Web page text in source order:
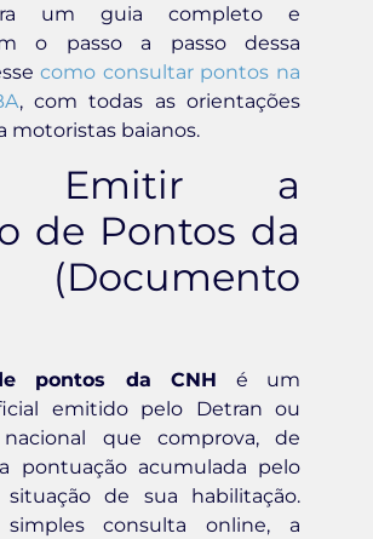
um guia completo e
o passo a passo dessa
como consultar pontos na
, com todas as orientações
motoristas baianos.
Emitir a
de Pontos da
pontos da CNH é um
emitido pelo Detran ou
que comprova, de
pontuação acumulada pelo
de sua habilitação.
consulta online, a